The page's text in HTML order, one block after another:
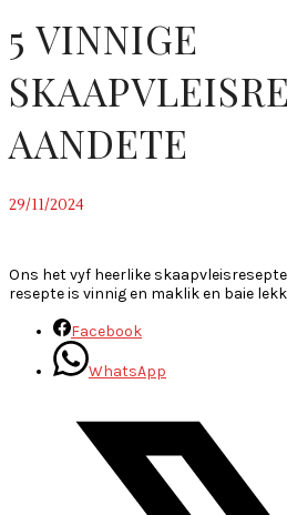
5 VINNIGE
AANDETE
29/11/2024
Ons het vyf heerlike
resepte is vinnig en maklik en baie
Facebook
WhatsApp